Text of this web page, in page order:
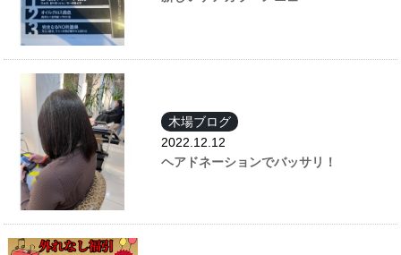
木場ブログ
2022.12.12
ヘアドネーションでバッサリ！